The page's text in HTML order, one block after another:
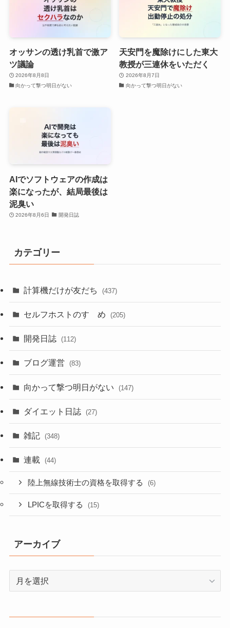
オッサンの透け乳首で激ア
ツ議論
2026年8月8日
向かって撃つ明日がない
天安門を魔除けにした東大
教授が三連休をいただく
2026年8月7日
向かって撃つ明日がない
AIでソフトウェアの作成は
楽になったが、結局最後は
泥臭い
2026年8月6日 開発日誌
カテゴリー
計算機だけが友だち (437)
セルフホストのすゝめ (205)
開発日誌 (112)
ブログ運営 (83)
向かって撃つ明日がない (147)
ダイエット日誌 (27)
雑記 (348)
連載 (44)
陸上無線技術士の資格を取得する (6)
LPICを取得する (15)
アーカイブ